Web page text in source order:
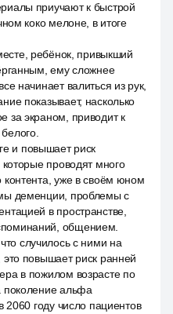
приучают к быстрой
коко мелоне, в итоге
ребёнок, привыкший
ему сложнее
начинает валиться из рук,
показывает, насколько
за экраном, приводит к
и повышает риск
которые проводят много
контента, уже в своём юном
деменции, проблемы с
в пространстве,
общением.
случилось с ними на
повышает риск ранней
в пожилом возрасте по
поколение альфа
2060 году число пациентов